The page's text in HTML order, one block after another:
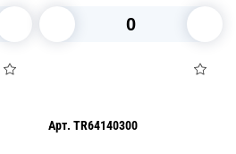
Арт. TR64140300